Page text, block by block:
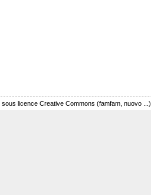
licence Creative Commons (famfam, nuovo ...)